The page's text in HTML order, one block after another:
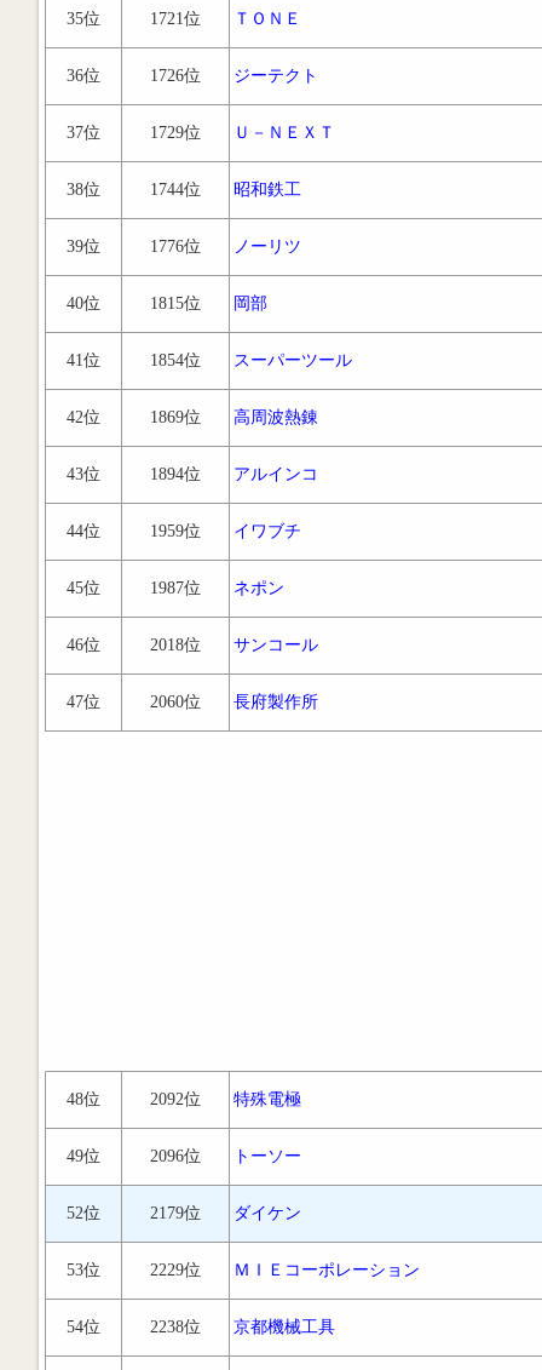
35位 1721位 ＴＯＮＥ
36位 1726位 ジーテクト
37位 1729位 Ｕ－ＮＥＸＴ
38位 1744位 昭和鉄工
39位 1776位 ノーリツ
40位 1815位 岡部
41位 1854位 スーパーツール
42位 1869位 高周波熱錬
43位 1894位 アルインコ
44位 1959位 イワブチ
45位 1987位 ネポン
46位 2018位 サンコール
47位 2060位 長府製作所
48位 2092位 特殊電極
49位 2096位 トーソー
52位 2179位 ダイケン
53位 2229位 ＭＩＥコーポレーション
54位 2238位 京都機械工具